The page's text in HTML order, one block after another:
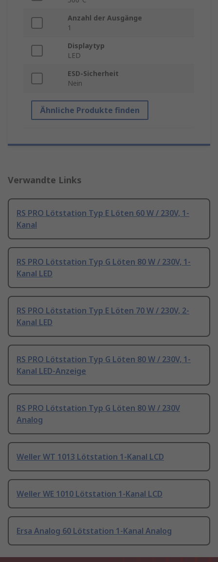
Anzahl der Ausgänge
1
Displaytyp
LED
ESD-Sicherheit
Nein
Ähnliche Produkte finden
Verwandte Links
RS PRO Lötstation Typ E Löten 60 W / 230V, 1-
Kanal
RS PRO Lötstation Typ G Löten 80 W / 230V, 1-
Kanal LED
RS PRO Lötstation Typ E Löten 70 W / 230V, 2-
Kanal LED
RS PRO Lötstation Typ G Löten 80 W / 230V, 1-
Kanal LED-Anzeige
RS PRO Lötstation Typ G Löten 80 W / 230V
Analog
Weller WT 1013 Lötstation 1-Kanal LCD
Weller WE 1010 Lötstation 1-Kanal LCD
Ersa Analog 60 Lötstation 1-Kanal Analog